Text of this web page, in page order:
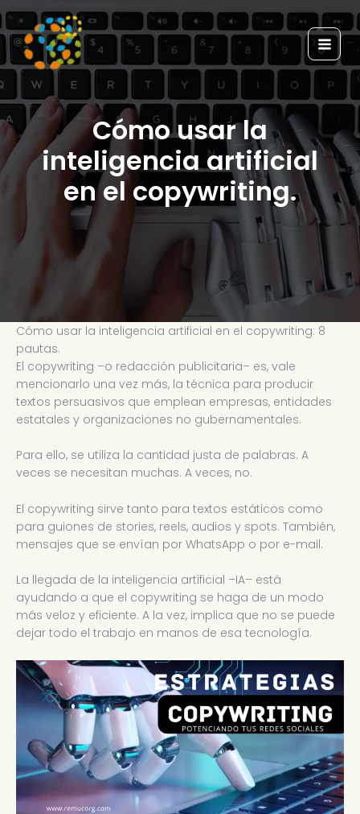
al
contenido
Cómo usar la
inteligencia artificial
en el copywriting.
Cómo usar la inteligencia artificial en el copywriting: 8
pautas.
El copywriting –o redacción publicitaria– es, vale
mencionarlo una vez más, la técnica para producir
textos persuasivos que emplean empresas, entidades
estatales y organizaciones no gubernamentales.
Para ello, se utiliza la cantidad justa de palabras. A
veces se necesitan muchas. A veces, no.
El copywriting sirve tanto para textos estáticos como
para guiones de stories, reels, audios y spots. También,
mensajes que se envían por WhatsApp o por e-mail.
La llegada de la inteligencia artificial –IA– está
ayudando a que el copywriting se haga de un modo
más veloz y eficiente. A la vez, implica que no se puede
dejar todo el trabajo en manos de esa tecnología.